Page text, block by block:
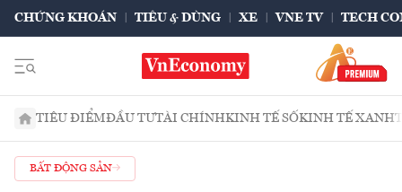
CHỨNG KHOÁN TIÊU & DÙNG XE VNE TV TECH
TIÊU ĐIỂMĐẦU TƯTÀI CHÍNHKINH TẾ SỐKINH TẾ XANH
BẤT ĐỘNG SẢN